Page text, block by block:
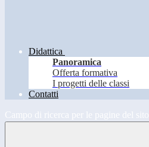
Didattica
Panoramica
Offerta formativa
I progetti delle classi
Contatti
Campo di ricerca per le pagine del sito